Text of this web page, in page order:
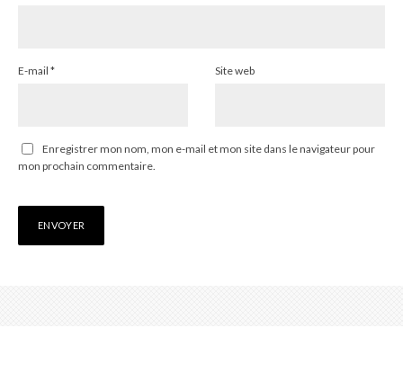
E-mail * Site web
Enregistrer mon nom, mon e-mail et mon site dans le navigateur pour
mon prochain commentaire.